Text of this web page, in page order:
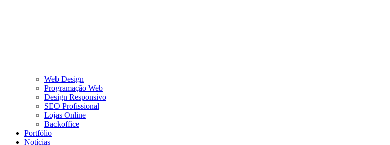
Web Design
Programação Web
Design Responsivo
SEO Profissional
Lojas Online
Backoffice
Portfólio
Notícias